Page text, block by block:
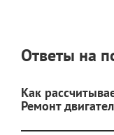
Ответы на
Как
Ремонт